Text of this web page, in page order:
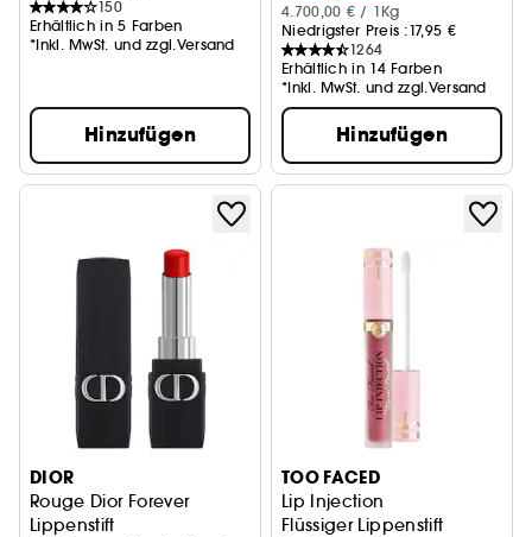
150
Erhältlich in 5 Farben
*Inkl. MwSt. und zzgl.Versand
Hinzufügen
4.700,00 € / 1Kg
Niedrigster Preis :17,95 €
1264
Erhältlich in 14 Farben
*Inkl. MwSt. und zzgl.Versand
Hinzufügen
DIOR
Rouge Dior Forever
Lippenstift
TOO FACED
Lip Injection
Flüssiger Lippenstift